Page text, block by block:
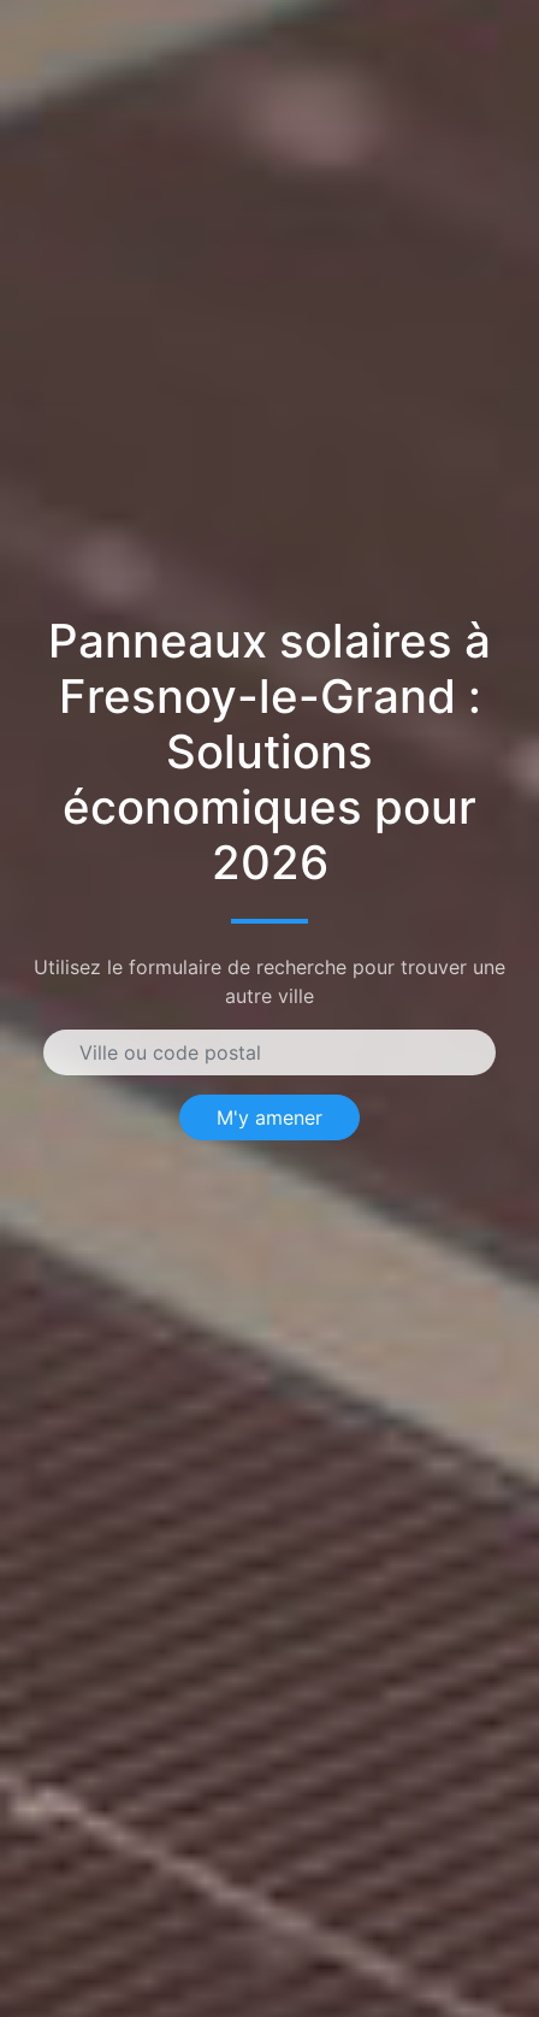
Panneaux solaires à
Fresnoy-le-Grand :
Solutions
économiques pour
2026
Utilisez le formulaire de recherche pour trouver une
autre ville
M'y amener